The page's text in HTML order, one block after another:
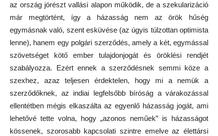
az ország jórészt vallási alapon működik, de a szekularizáció
már megtörtént, így a házasság nem az örök hűség
egymásnak való, szent esküvése (az úgyis túlzottan optimista
lenne), hanem egy polgári szerződés, amely a két, egymással
szövetséget kötő ember tulajdonjogát és öröklési rendjét
szabályozza. Ezért ennek a szerződésnek semmi köze a
szexhez, azaz teljesen érdektelen, hogy mi a nemük a
szerződőknek, az indiai legfelsőbb bíróság a várakozással
ellentétben mégis elkaszálta az egyenlő házasság jogát, ami
lehetővé tette volna, hogy „azonos neműek” is házasságot
kössenek, szorosabb kapcsolati szintre emelve az élettársi